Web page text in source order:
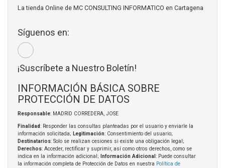
La tienda Online de MC CONSULTING INFORMATICO en Cartagena
Síguenos en:
¡Suscríbete a Nuestro Boletín!
INFORMACIÓN BÁSICA SOBRE
PROTECCIÓN DE DATOS
Responsable: MADRID CORREDERA, JOSE
Finalidad: Responder las consultas planteadas por el usuario y enviarle la
información solicitada; Legitimación: Consentimiento del usuario;
Destinatarios: Solo se realizan cesiones si existe una obligación legal;
Derechos: Acceder, rectificar y suprimir, así como otros derechos, como se
indica en la información adicional;
Información Adicional : Puede consultar
la información completa de Protección de Datos en nuestra Política de